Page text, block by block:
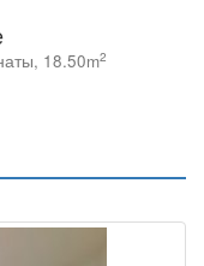
18.50m2